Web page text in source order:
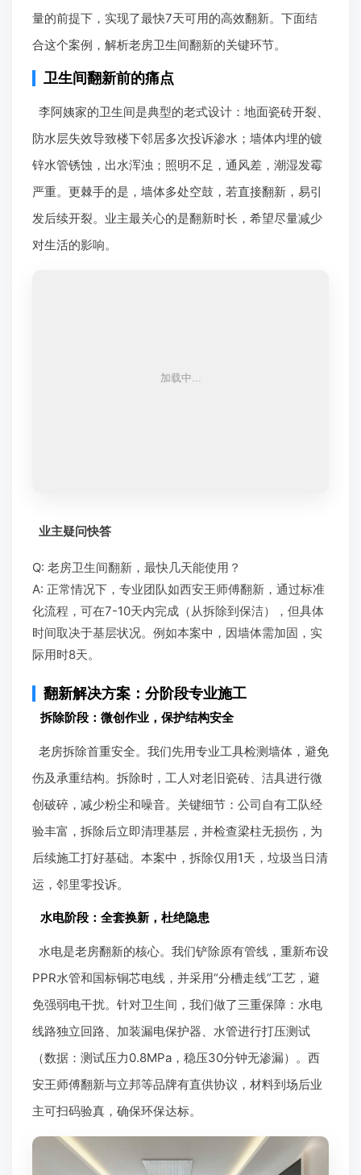
量的前提下，实现了最快7天可用的高效翻新。下面结
合这个案例，解析老房卫生间翻新的关键环节。
卫生间翻新前的痛点
李阿姨家的卫生间是典型的老式设计：地面瓷砖开裂、
防水层失效导致楼下邻居多次投诉渗水；墙体内埋的镀
锌水管锈蚀，出水浑浊；照明不足，通风差，潮湿发霉
严重。更棘手的是，墙体多处空鼓，若直接翻新，易引
发后续开裂。业主最关心的是翻新时长，希望尽量减少
对生活的影响。
业主疑问快答
A: 正常情况下，专业团队如西安王师傅翻新，通过标准
化流程，可在7-10天内完成（从拆除到保洁），但具体
时间取决于基层状况。例如本案中，因墙体需加固，实
际用时8天。
翻新解决方案：分阶段专业施工
老房拆除首重安全。我们先用专业工具检测墙体，避免
伤及承重结构。拆除时，工人对老旧瓷砖、洁具进行微
创破碎，减少粉尘和噪音。关键细节：公司自有工队经
验丰富，拆除后立即清理基层，并检查梁柱无损伤，为
后续施工打好基础。本案中，拆除仅用1天，垃圾当日清
运，邻里零投诉。
水电阶段：全套换新，杜绝隐患